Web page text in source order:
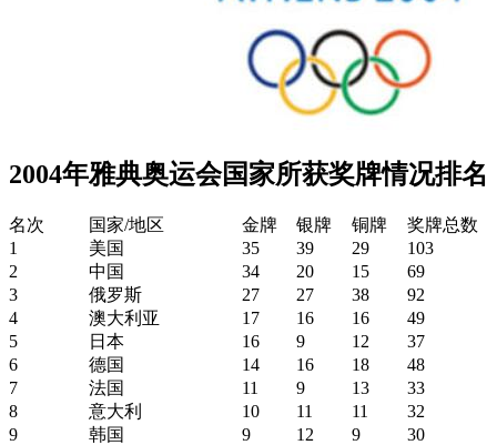
2004年雅典奥运会国家所获奖牌情况排名
名次 国家/地区 金牌 银牌 铜牌
奖牌总数
1
美国 35 39 29
103
2
中国 34 20 15
69
3
俄罗斯 27 27 38
92
4
澳大利亚 17 16 16
49
5
日本 16 9 12
37
6
德国 14 16 18
48
7
法国 11 9 13
33
8
意大利 10 11 11
32
9
韩国 9 12 9
30